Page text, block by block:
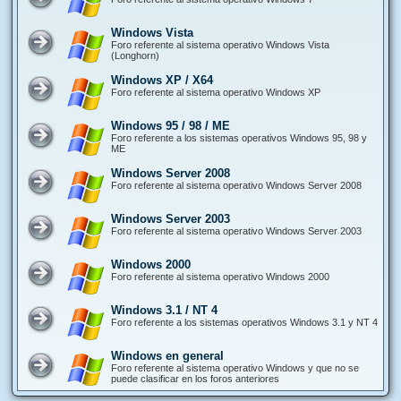
Windows Vista
Foro referente al sistema operativo Windows Vista
(Longhorn)
Windows XP / X64
Foro referente al sistema operativo Windows XP
Windows 95 / 98 / ME
Foro referente a los sistemas operativos Windows 95, 98 y
ME
Windows Server 2008
Foro referente al sistema operativo Windows Server 2008
Windows Server 2003
Foro referente al sistema operativo Windows Server 2003
Windows 2000
Foro referente al sistema operativo Windows 2000
Windows 3.1 / NT 4
Foro referente a los sistemas operativos Windows 3.1 y NT 4
Windows en general
Foro referente al sistema operativo Windows y que no se
puede clasificar en los foros anteriores